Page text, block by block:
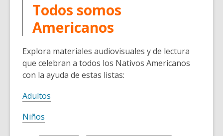
Todos somos
Americanos
Explora materiales audiovisuales y de lectura
que celebran a todos los Nativos Americanos
con la ayuda de estas listas:
Adultos
Niños